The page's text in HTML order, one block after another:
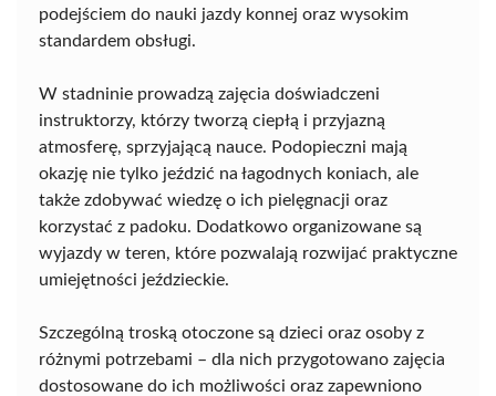
podejściem do nauki jazdy konnej oraz wysokim
standardem obsługi.
W stadninie prowadzą zajęcia doświadczeni
instruktorzy, którzy tworzą ciepłą i przyjazną
atmosferę, sprzyjającą nauce. Podopieczni mają
okazję nie tylko jeździć na łagodnych koniach, ale
także zdobywać wiedzę o ich pielęgnacji oraz
korzystać z padoku. Dodatkowo organizowane są
wyjazdy w teren, które pozwalają rozwijać praktyczne
umiejętności jeździeckie.
Szczególną troską otoczone są dzieci oraz osoby z
różnymi potrzebami – dla nich przygotowano zajęcia
dostosowane do ich możliwości oraz zapewniono